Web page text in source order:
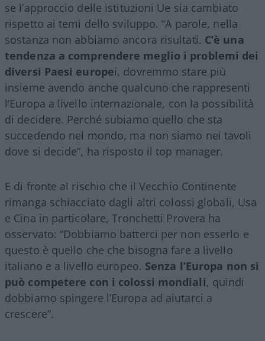
se l’approccio delle istituzioni Ue sia cambiato
rispetto ai temi dello sviluppo. “A parole, nella
sostanza non abbiamo ancora risultati. C’è una
tendenza a comprendere meglio i problemi dei
diversi Paesi europei, dovremmo stare più
insieme avendo anche qualcuno che rappresenti
l’Europa a livello internazionale, con la possibilità
di decidere. Perché subiamo quello che sta
succedendo nel mondo, ma non siamo nei tavoli
dove si decide”, ha risposto il top manager.
E di fronte al rischio che il Vecchio Continente
rimanga schiacciato dagli altri colossi globali, Usa
e Cina in particolare, Tronchetti Provera ha
osservato: “Dobbiamo batterci per non esserlo e
questo è quello che che bisogna fare a livello
italiano e a livello europeo. Senza l’Europa non si
può competere con i colossi mondiali, quindi
dobbiamo spingere l’Europa ad aiutarci a
crescere”.